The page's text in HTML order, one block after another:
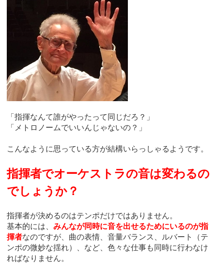
「指揮なんて誰がやったって同じだろ？」
「メトロノームでいいんじゃないの？」
こんなように思っている方が結構いらっしゃるようです。
指揮者でオーケストラの音は変わるの
でしょうか？
指揮者が決めるのはテンポだけではありません。
基本的には、 みんなが同時に音を出せるためにいるのが指
揮者なのですが、曲の表情、音量バランス、ルバート（テ
ンポの微妙な揺れ）、など、色々な仕事も同時に行わなけ
ればなりません。